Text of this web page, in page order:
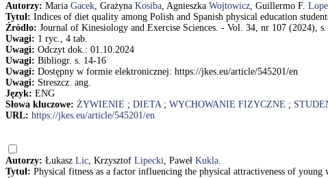
Autorzy: Maria Gacek, Grażyna Kosiba, Agnieszka Wojtowicz, Guillermo F.
Tytuł: Indices of diet quality among Polish and Spanish physical education
Źródło: Journal of Kinesiology and Exercise Sciences. - Vol. 34, nr 107 (2024),
Uwagi: 1 ryc., 4 tab.
Uwagi: Odczyt dok.: 01.10.2024
Uwagi: Bibliogr. s. 14-16
Uwagi: Dostępny w formie elektronicznej: https://jkes.eu/article/545201/en
Uwagi: Streszcz. ang.
Język: ENG
Słowa kluczowe: ŻYWIENIE ; DIETA; WYCHOWANIE FIZYCZNE ;
URL: https://jkes.eu/article/545201/en
Autorzy: Łukasz Lic, Krzysztof Lipecki, Paweł Kukla.
Tytuł: Physical fitness as a factor influencing the physical attractiveness of